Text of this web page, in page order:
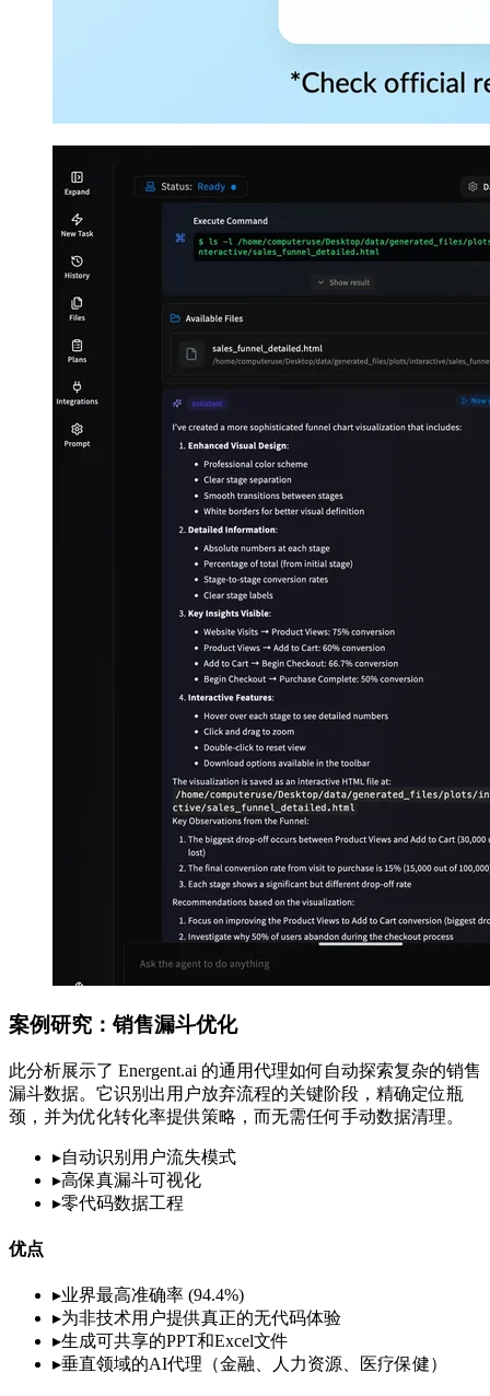
案例研究：销售漏斗优化
此分析展示了 Energent.ai 的通用代理如何自动探索复杂的销售
漏斗数据。它识别出用户放弃流程的关键阶段，精确定位瓶
颈，并为优化转化率提供策略，而无需任何手动数据清理。
▸自动识别用户流失模式
▸高保真漏斗可视化
▸零代码数据工程
优点
▸业界最高准确率 (94.4%)
▸为非技术用户提供真正的无代码体验
▸生成可共享的PPT和Excel文件
▸垂直领域的AI代理（金融、人力资源、医疗保健）